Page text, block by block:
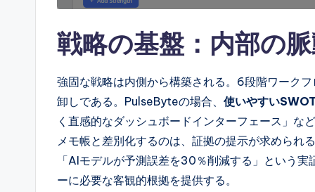
戦略の基盤：内部の
強固な戦略は内側から構築される。6段階ワーク
卸しである。PulseByteの場合、 使いやすい
く直感的なダッシュボードインターフェース」な
メモ帳と差別化するのは、証拠の提示が求められ
「AIモデルが予測誤差を30％削減する」という
ーに必要な客観的根拠を提供する。